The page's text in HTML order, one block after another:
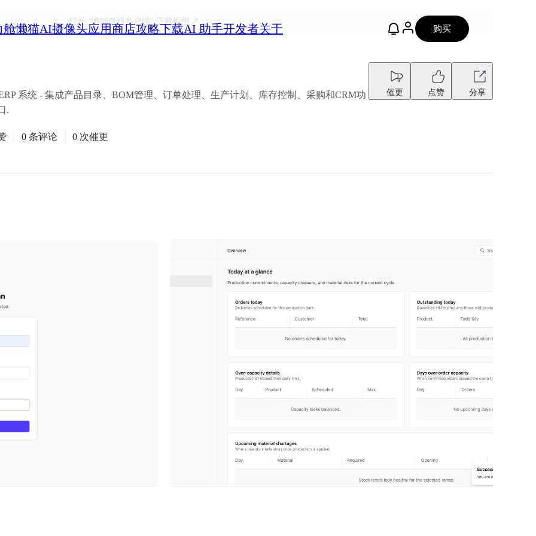
舱懒猫AI摄像头应用商店攻略下载AI 助手开发者关于 购买
打开 “懒猫微服客户端”下载应用
系统 - 集成产品目录、BOM管理、订单处理、生产计划、库存控制、采购和CRM功
.
催更 点赞 分享
0 条评论 0 次催更